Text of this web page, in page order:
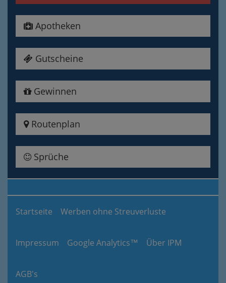
Apotheken
Gutscheine
Gewinnen
Routenplan
Sprüche
Startseite Werben ohne Streuverluste
Impressum Google Analytics™ Über IPM
AGB's